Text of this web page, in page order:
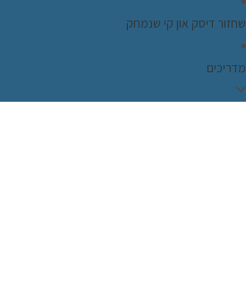
שחזור דיסק און קי שנמחק
מדריכים